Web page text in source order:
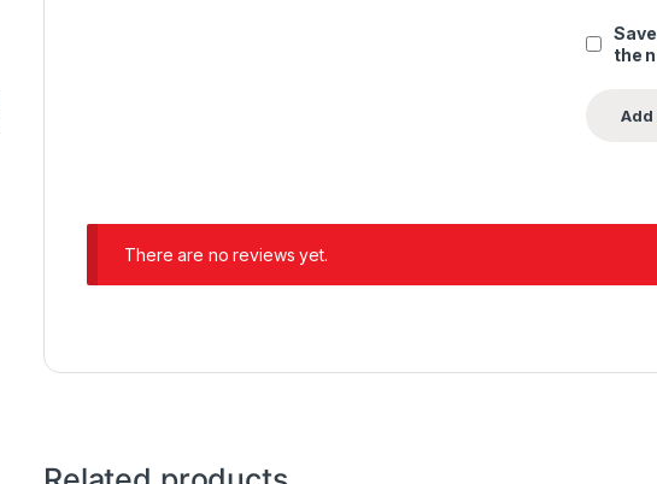
the
There are no reviews yet.